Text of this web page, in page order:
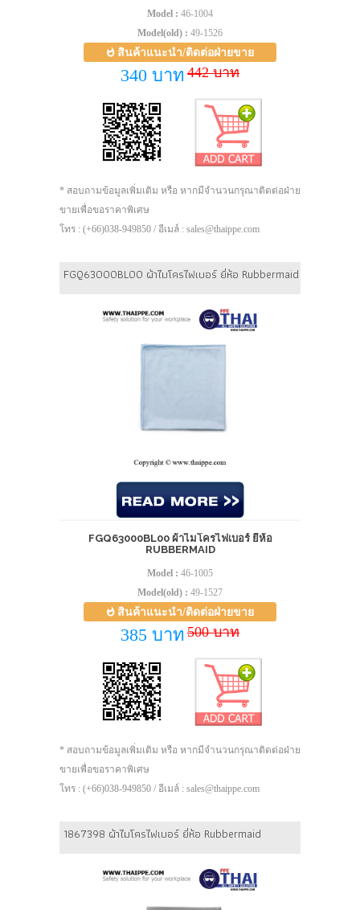
Model : 46-1004
Model(old) : 49-1526
สินค้าแนะนำ/ติดต่อฝ่ายขาย
340 บาท 442 บาท
* สอบถามข้อมูลเพิ่มเติม หรือ หากมีจำนวนกรุณาติดต่อฝ่าย
ขายเพื่อขอราคาพิเศษ
โทร : (+66)038-949850 / อีเมล์ : sales@thaippe.com
FGQ63000BL00 ผ้าไมโครไฟเบอร์ ยี่ห้อ Rubbermaid
FGQ63000BL00 ผ้าไมโครไฟเบอร์ ยี่ห้อ
RUBBERMAID
Model : 46-1005
Model(old) : 49-1527
สินค้าแนะนำ/ติดต่อฝ่ายขาย
385 บาท 500 บาท
* สอบถามข้อมูลเพิ่มเติม หรือ หากมีจำนวนกรุณาติดต่อฝ่าย
ขายเพื่อขอราคาพิเศษ
โทร : (+66)038-949850 / อีเมล์ : sales@thaippe.com
1867398 ผ้าไมโครไฟเบอร์ ยี่ห้อ Rubbermaid